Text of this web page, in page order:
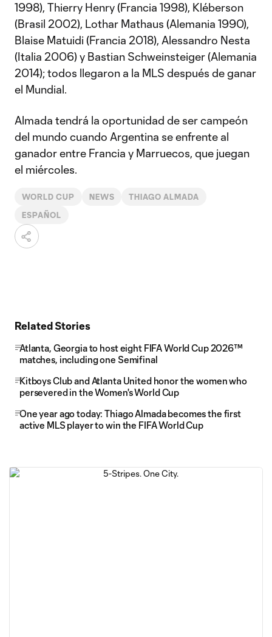
1998), Thierry Henry (Francia 1998), Kléberson
(Brasil 2002), Lothar Mathaus (Alemania 1990),
Blaise Matuidi (Francia 2018), Alessandro Nesta
(Italia 2006) y Bastian Schweinsteiger (Alemania
2014); todos llegaron a la MLS después de ganar
el Mundial.
Almada tendrá la oportunidad de ser campeón
del mundo cuando Argentina se enfrente al
ganador entre Francia y Marruecos, que juegan
el miércoles.
WORLD CUP NEWS THIAGO ALMADA
ESPAÑOL
Related Stories
Atlanta, Georgia to host eight FIFA World Cup 2026™
matches, including one Semifinal
Kitboys Club and Atlanta United honor the women who
persevered in the Women's World Cup
One year ago today: Thiago Almada becomes the first
active MLS player to win the FIFA World Cup